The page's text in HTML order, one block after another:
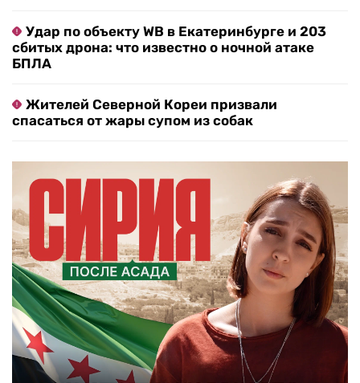
Удар по объекту WB в Екатеринбурге и 203
сбитых дрона: что известно о ночной атаке
БПЛА
Жителей Северной Кореи призвали
спасаться от жары супом из собак